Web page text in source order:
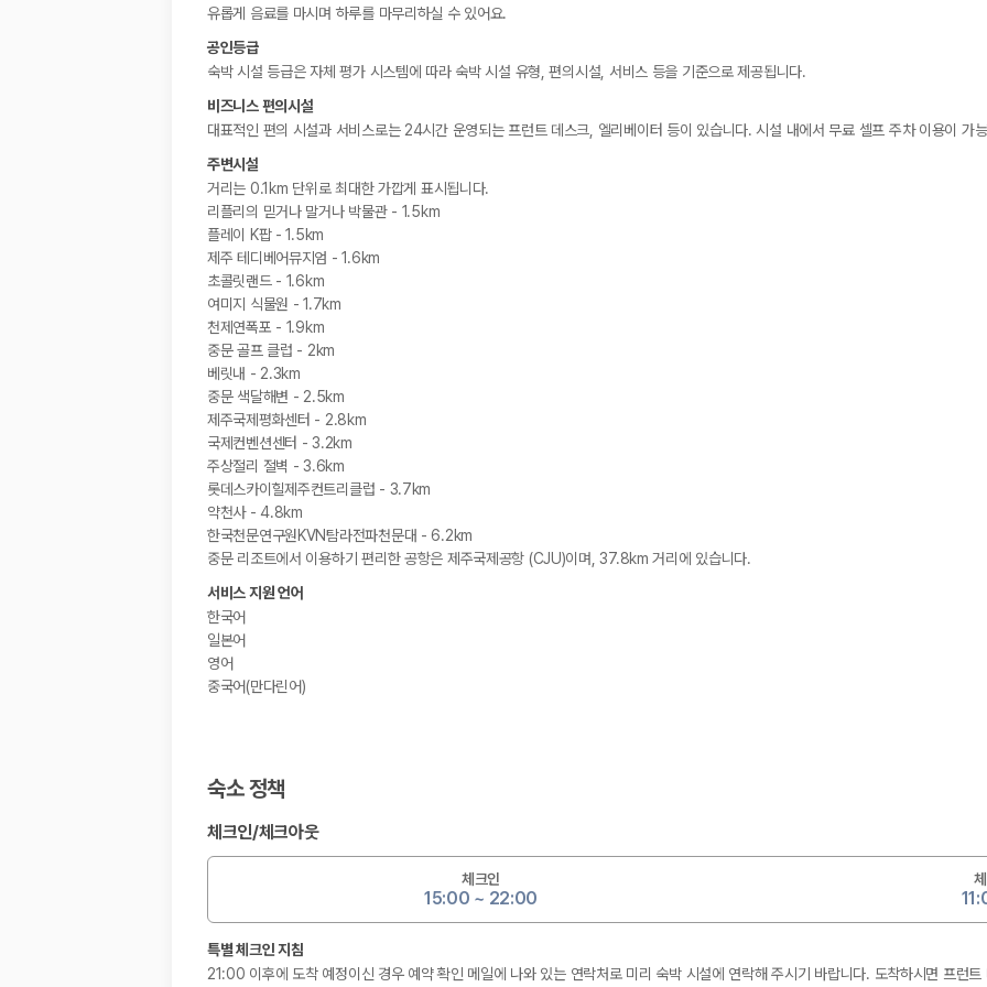
유롭게 음료를 마시며 하루를 마무리하실 수 있어요.
공인등급
숙박 시설 등급은 자체 평가 시스템에 따라 숙박 시설 유형, 편의시설, 서비스 등을 기준으로 제공됩니다.
비즈니스 편의시설
대표적인 편의 시설과 서비스로는 24시간 운영되는 프런트 데스크, 엘리베이터 등이 있습니다. 시설 내에서 무료 셀프 주차 이용이 가
주변시설
거리는 0.1km 단위로 최대한 가깝게 표시됩니다.
리플리의 믿거나 말거나 박물관 - 1.5km
플레이 K팝 - 1.5km
제주 테디베어뮤지엄 - 1.6km
초콜릿랜드 - 1.6km
여미지 식물원 - 1.7km
천제연폭포 - 1.9km
중문 골프 클럽 - 2km
베릿내 - 2.3km
중문 색달해변 - 2.5km
제주국제평화센터 - 2.8km
국제컨벤션센터 - 3.2km
주상절리 절벽 - 3.6km
롯데스카이힐제주컨트리클럽 - 3.7km
약천사 - 4.8km
한국천문연구원KVN탐라전파천문대 - 6.2km
중문 리조트에서 이용하기 편리한 공항은 제주국제공항 (CJU)이며, 37.8km 거리에 있습니다.
서비스 지원 언어
한국어
일본어
영어
중국어(만다린어)
숙소 정책
체크인/체크아웃
체크인
15:00 ~ 22:00
특별 체크인 지침
21:00 이후에 도착 예정이신 경우 예약 확인 메일에 나와 있는 연락처로 미리 숙박 시설에 연락해 주시기 바랍니다. 도착하시면 프런트